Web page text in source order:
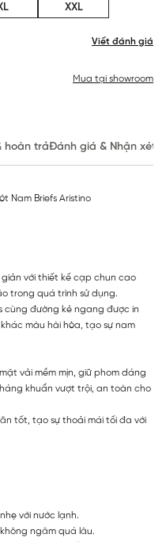
Viết đánh giá
XXL
Mua tại showroom
hoàn trảĐánh giá & Nhận xét
Nam Briefs Aristino
với thiết kế cạp chun cao
trong quá trình sử dụng.
cùng đường kẻ ngang được in
màu hài hòa, tạo sự nam
vải mềm mịn, giữ phom dáng
khuẩn vượt trội, an toàn cho
tốt, tạo sự thoải mái tối đa với
với nước lạnh.
ngâm quá lâu.